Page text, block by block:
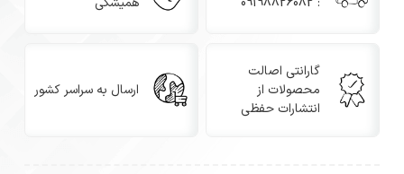
گارانتی اصالت
محصولات از
انتشارات حفظی
ارسال به سراسر کشور